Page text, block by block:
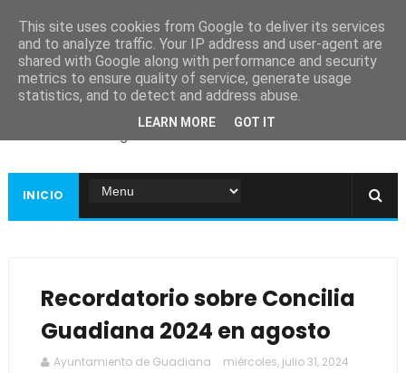
Ayuntamiento de
Guadiana
INICIO
Recordatorio sobre Concilia
Guadiana 2024 en agosto
Ayuntamiento de Guadiana
miércoles, julio 31, 2024
This site uses cookies from Google to deliver its services
and to analyze traffic. Your IP address and user-agent are
shared with Google along with performance and security
metrics to ensure quality of service, generate usage
statistics, and to detect and address abuse.
LEARN MORE GOT IT